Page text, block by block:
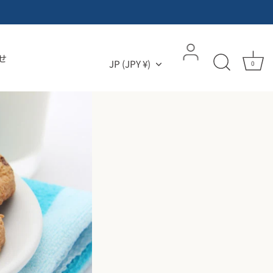
通貨
JP (JPY ¥) 0